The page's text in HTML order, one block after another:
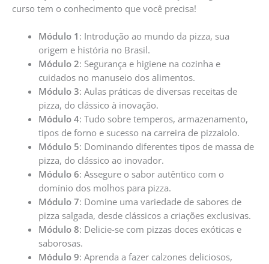
curso tem o conhecimento que você precisa!
Módulo 1 : Introdução ao mundo da pizza, sua
origem e história no Brasil.
Módulo 2: Segurança e higiene na cozinha e
cuidados no manuseio dos alimentos.
Módulo 3: Aulas práticas de diversas receitas de
pizza, do clássico à inovação.
Módulo 4: Tudo sobre temperos, armazenamento,
tipos de forno e sucesso na carreira de pizzaiolo.
Módulo 5: Dominando diferentes tipos de massa de
pizza, do clássico ao inovador.
Módulo 6: Assegure o sabor autêntico com o
domínio dos molhos para pizza.
Módulo 7: Domine uma variedade de sabores de
pizza salgada, desde clássicos a criações exclusivas.
Módulo 8: Delicie-se com pizzas doces exóticas e
saborosas.
Módulo 9: Aprenda a fazer calzones deliciosos,